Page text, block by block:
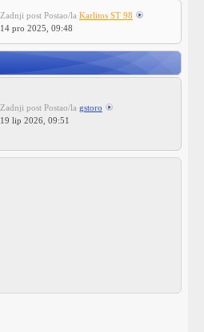
Zadnji post Postao/la Karlitos ST 98
14 pro 2025, 09:48
Zadnji post Postao/la gstoro
19 lip 2026, 09:51